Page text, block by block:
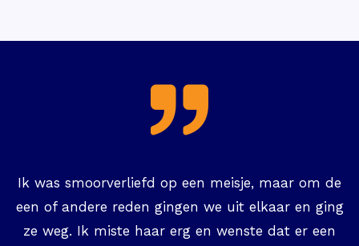
Ik was smoorverliefd op een meisje, maar om de
een of andere reden gingen we uit elkaar en ging
ze weg. Ik miste haar erg en wenste dat er een